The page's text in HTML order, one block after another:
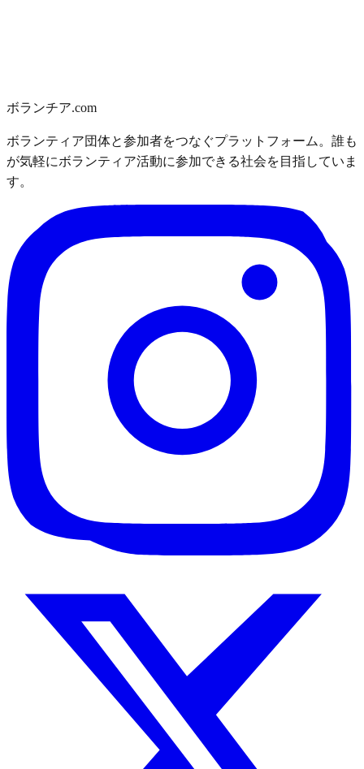
ボランチア.com
ボランティア団体と参加者をつなぐプラットフォーム。誰も
が気軽にボランティア活動に参加できる社会を目指していま
す。